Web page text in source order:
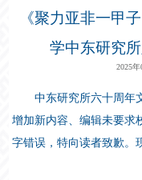
《聚力亚非一甲
学中东研究
2025
中东研究所六十周年
增加新内容、编辑未要求
字错误，特向读者致歉。